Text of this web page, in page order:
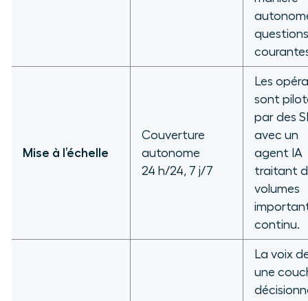
questions
Mise à l’échelle
Couverture
autonome
24 h/24, 7 j/7
Les
sont
par des
avec un
agent IA
traitant
volumes
continu.
La voix
une